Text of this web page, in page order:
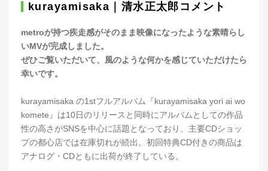
kurayamisaka｜清水正太郎コメント
metroが持つ疾走感がそのまま映像になったような素晴らし
いMVが完成しました。
ぜひご覧いただいて、風のような何かを感じていただけたら
幸いです。
kurayamisaka の1stフルアルバム『kurayamisaka yori ai wo
komete』は10日のリリースと同時にアルバムとしての作品
性の高さがSNSを中心に話題となっており、主要CDショッ
プの都心店では在庫切れが続出。初回特典CD付きの商品は
アナログ・CDともに出荷が終了している。